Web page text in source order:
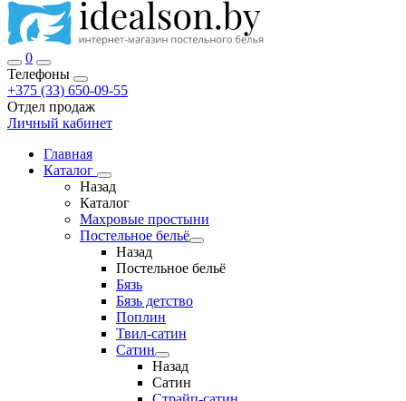
0
Телефоны
+375 (33) 650-09-55
Отдел продаж
Личный кабинет
Главная
Каталог
Назад
Каталог
Махровые простыни
Постельное бельё
Назад
Постельное бельё
Бязь
Бязь детство
Поплин
Твил-сатин
Сатин
Назад
Сатин